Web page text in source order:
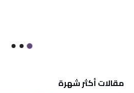
مقالات أكثر شهرة